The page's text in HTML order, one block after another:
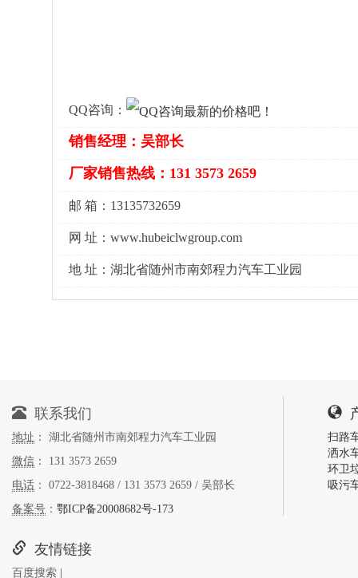
QQ咨询：
销售经理：吴部长
厂家销售热线：131 3573 2659
邮 箱：13135732659
网 址：www.hubeiclwgroup.com
地 址：湖北省随州市南郊程力汽车工业园
联系我们
地址 ： 湖北省随州市南郊程力汽车工业园
微信 ： 131 3573 2659
电话 ： 0722-3818468 / 131 3573 2659 / 吴部长
备案号 ： 鄂ICP备20008682号-173
扫路
洒水
环卫
吸污
友情链接
百度搜索